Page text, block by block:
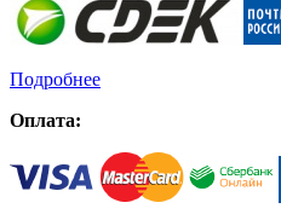
Подробнее
Оплата: